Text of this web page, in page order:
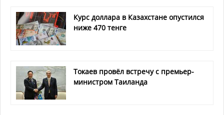
Курс доллара в Казахстане опустился
ниже 470 тенге
Токаев провёл встречу с премьер-
министром Таиланда